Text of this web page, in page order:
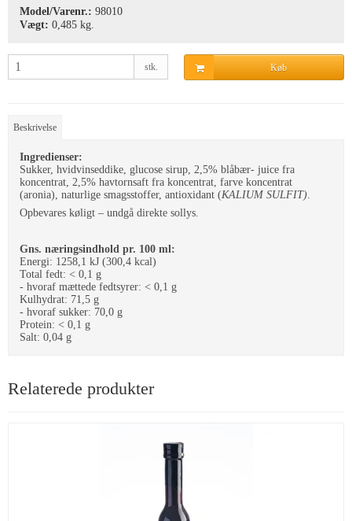
Model/Varenr.: 98010
Vægt: 0,485 kg.
stk. Køb
Beskrivelse
Ingredienser:
Sukker, hvidvinseddike, glucose sirup, 2,5% blåbær- juice fra
koncentrat, 2,5% havtornsaft fra koncentrat, farve koncentrat
(aronia), naturlige smagsstoffer, antioxidant ­(KALIUM SULFIT)
Opbevares køligt – undgå direkte sollys.
Gns. næringsindhold pr. 100 ml:
Energi: 1258,1 kJ (300,4 kcal)
Total fedt: < 0,1 g
- hvoraf mættede fedtsyrer: < 0,1 g
Kulhydrat: 71,5 g
- hvoraf sukker: 70,0 g
Protein: < 0,1 g
Salt: 0,04 g
Relaterede produkter